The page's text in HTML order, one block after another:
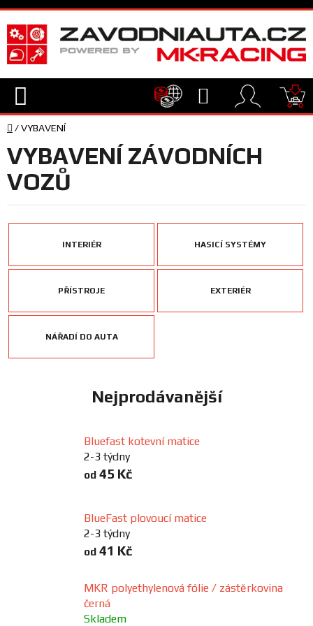
Přejít
na
obsah
Hledat
TECHNIKA
VYBAVENÍ
A
SERVIS
FANOUŠCI
Domů
/VYBAVENÍ
VYBAVENÍ ZÁVODNÍCH
VOZŮ
INTERIÉR HASICÍ SYSTÉMY
PŘÍSTROJE EXTERIÉR
NÁŘADÍ DO AUTA
Nejprodávanější
Bluefast kotevní matice
2-3 týdny
od 45 Kč
BlueFast plovoucí matice
2-3 týdny
od 41 Kč
MKR polyethylenová fólie / zástěrkovina
černá
Skladem